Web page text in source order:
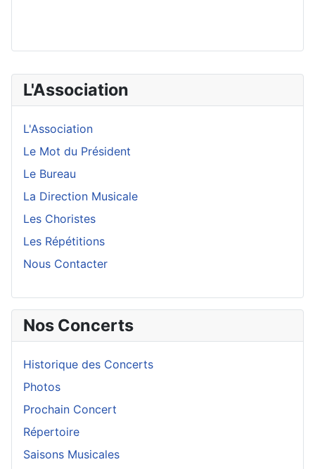
L'Association
L'Association
Le Mot du Président
Le Bureau
La Direction Musicale
Les Choristes
Les Répétitions
Nous Contacter
Nos Concerts
Historique des Concerts
Photos
Prochain Concert
Répertoire
Saisons Musicales